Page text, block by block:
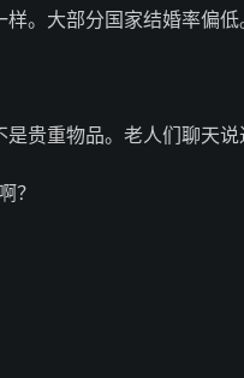
。大部分国家结婚率偏低
贵重物品。老人们聊天说
？